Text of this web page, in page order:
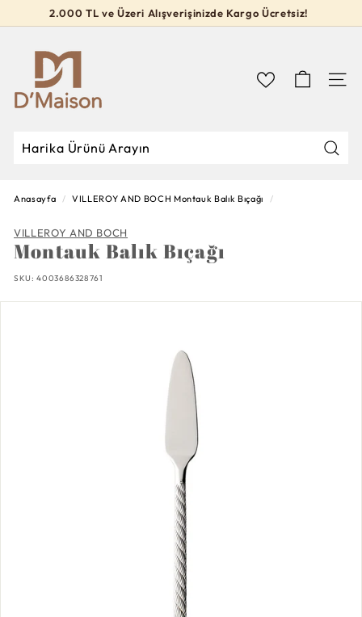
Slideshow
2.000 TL ve Üzeri Alışverişinizde Kargo Ücretsiz!
D’M
i
s
n
Anasayfa / VILLEROY AND BOCH Montauk Balık Bıçağı /
VILLEROY AND BOCH
Montauk Balık Bıçağı
SKU:4003686328761